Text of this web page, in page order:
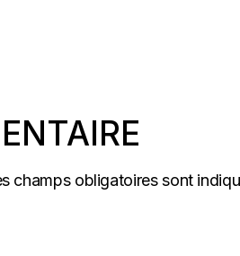
champs obligatoires sont